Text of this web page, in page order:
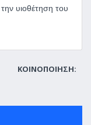
υιοθέτηση του
ΚΟΙΝΟΠΟΙΗΣΗ: